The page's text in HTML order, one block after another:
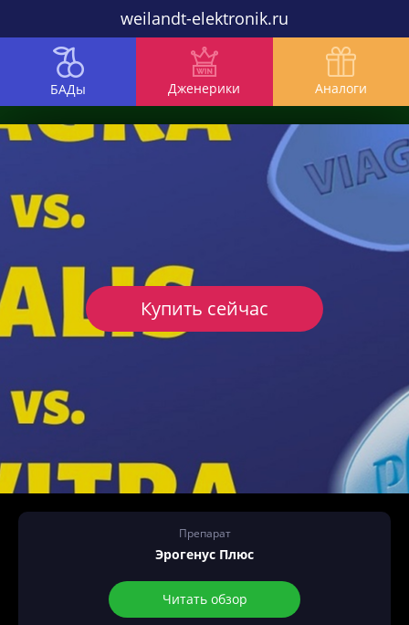
weilandt-elektronik.ru
БАДы Дженерики Аналоги
Препарат
Эрогенус Плюс
Читать обзор
Купить сейчас